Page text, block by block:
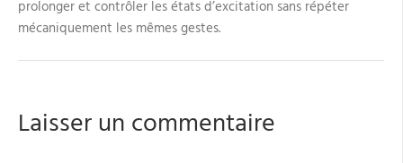
prolonger et contrôler les états d’excitation sans répéter
mécaniquement les mêmes gestes.
Laisser un commentaire